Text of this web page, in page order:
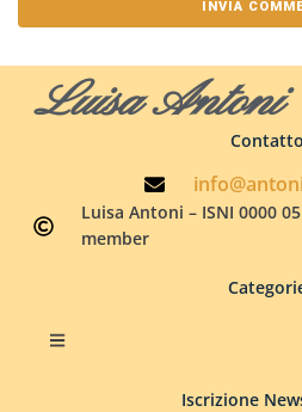
Luisa Antoni
Contatto
Luisa Antoni – ISNI 0000 05
member
Iscrizione